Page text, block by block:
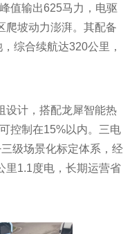
值输出625马力，电驱
爬坡动力澎湃。其配备
综合续航达320公里，
设计，搭配龙犀智能热
控制在15%以内。三电
级场景化标定体系，经
里1.1度电，长期运营省